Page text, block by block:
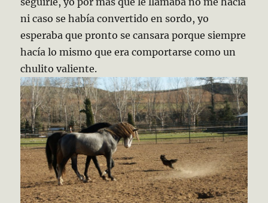
ni caso se había convertido en sordo, yo
esperaba que pronto se cansara porque siempre
hacía lo mismo que era comportarse como un
chulito valiente.